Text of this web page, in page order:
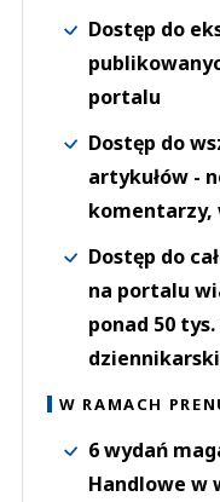
Dostęp do
portalu
Dostęp do
artykułów -
komentarzy,
Dostęp do
na portalu
ponad 50
W RAMACH
6 wydań
Handlowe w